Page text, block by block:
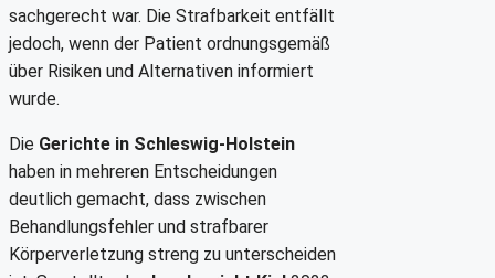
sachgerecht war. Die Strafbarkeit entfällt
jedoch, wenn der Patient ordnungsgemäß
über Risiken und Alternativen informiert
wurde.
Die Gerichte in Schleswig-Holstein
haben in mehreren Entscheidungen
deutlich gemacht, dass zwischen
Behandlungsfehler und strafbarer
Körperverletzung streng zu unterscheiden